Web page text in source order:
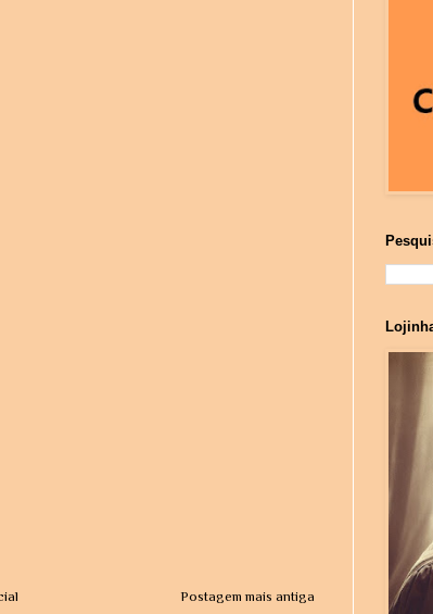
Postagem mais antiga